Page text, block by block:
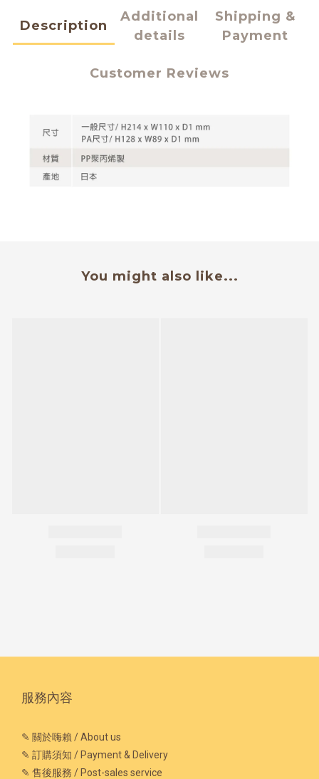
Description
Additional
details
Shipping &
Payment
Customer Reviews
You might also like...
服務內容
✎ 關於嗨賴 / About us
✎ 訂購須知 / Payment & Delivery
✎ 售後服務 / Post-sales service